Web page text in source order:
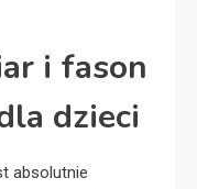
i fason
dzieci
absolutnie